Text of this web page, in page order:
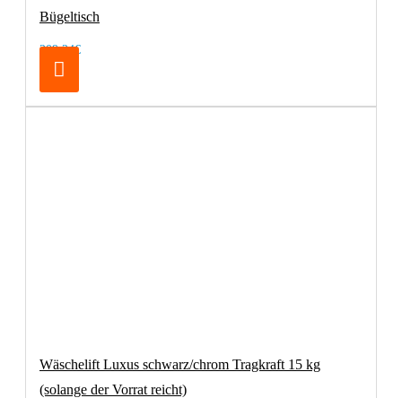
Bügeltisch
209,24€
Wäschelift Luxus schwarz/chrom Tragkraft 15 kg
(solange der Vorrat reicht)